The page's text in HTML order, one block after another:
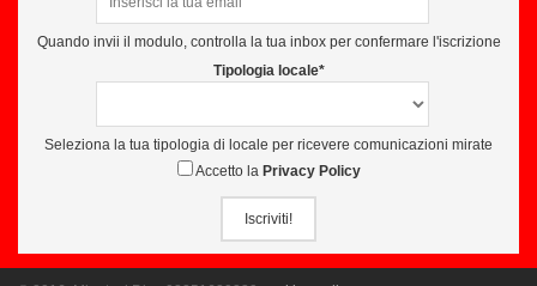
Quando invii il modulo, controlla la tua inbox per confermare l'iscrizione
Tipologia locale*
Seleziona la tua tipologia di locale per ricevere comunicazioni mirate
Accetto la Privacy Policy
Iscriviti!